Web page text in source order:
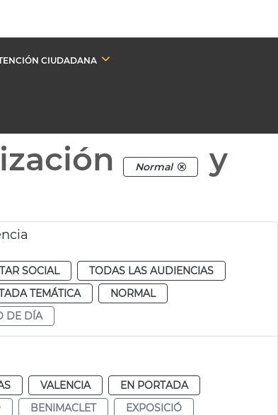
CIUDADANA
Normal
y
SOCIAL
TODAS LAS AUDIENCIAS
TEMÁTICA
NORMAL
DE DÍA
VALENCIA
EN PORTADA
BENIMACLET
EXPOSICIÓ